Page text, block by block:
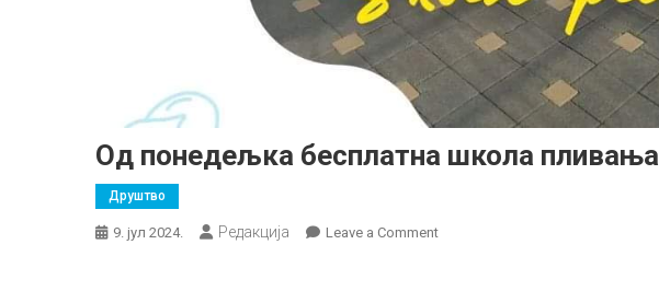
Од понедељка бесплатна школа пливања
Друштво
9. јул 2024. Редакција Leave a Commenton